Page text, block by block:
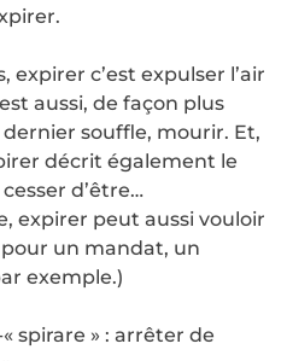
expirer c’est expulser l’air
aussi, de façon plus
souffle, mourir. Et,
décrit également le
d’être…
expirer peut aussi vouloir
un mandat, un
exemple.)
spirare » : arrêter de